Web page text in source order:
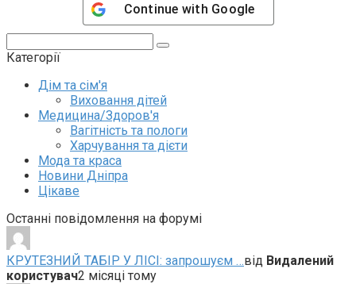
Continue with Google
Категорії
Дім та сім'я
Виховання дітей
Медицина/Здоров'я
Вагітність та пологи
Харчування та дієти
Мода та краса
Новини Дніпра
Цікаве
Останні повідомлення на форумі
КРУТЕЗНИЙ ТАБІР У ЛІСІ: запрошуєм …від Видалений
користувач2 місяці тому